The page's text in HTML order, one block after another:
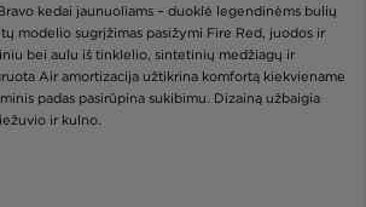
kedai jaunuoliams – duoklė legendinėms bulių
modelio sugrįžimas pasižymi Fire Red, juodos ir
bei aulu iš tinklelio, sintetinių medžiagų ir
Air amortizacija užtikrina komfortą kiekviename
padas pasirūpina sukibimu. Dizainą užbaigia
ir kulno.